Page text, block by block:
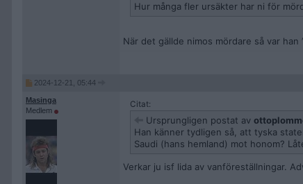
Hur många fler ursäkter har ni för
När det gällde nimos mördare så var
2024-12-21, 05:44
Masinga
Medlem
Citat:
Ursprungligen postat av
Han känner tydligen så, att tyska
Saudi (hans hemland) mot honom?
Verkar ju isf lida av vanföreställningar.